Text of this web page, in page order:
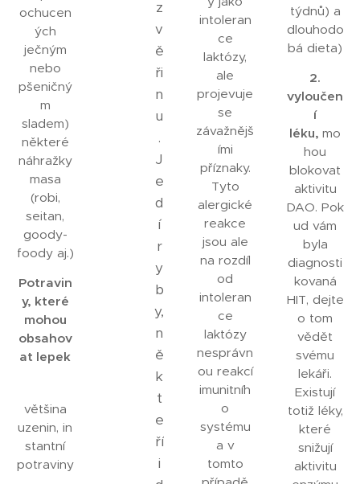
ochucen
ých
ječným
nebo
pšeničný
m
sladem)
některé
náhražky
masa
(robi,
seitan,
goody-
foody aj.)
Potravin
y, které
mohou
obsahov
at lepek
většina
uzenin, in
stantní
potraviny
z
v
ě
ři
n
u
.
J
e
d
í
r
y
b
y,
n
ě
k
t
e
ří
i
intoleran
ce
laktózy,
ale
projevuje
se
závažnějš
ími
příznaky.
Tyto
alergické
reakce
jsou ale
na rozdíl
od
intoleran
ce
laktózy
nesprávn
ou reakcí
imunitníh
o
systému
a v
tomto
týdnů) a
dlouhodo
bá dieta)
2.
vyloučen
í
léku, mo
hou
blokovat
aktivitu
DAO. Pok
ud vám
byla
diagnosti
kovaná
HIT, dejte
o tom
vědět
svému
lekáři.
Existují
totiž léky,
které
snižují
aktivitu